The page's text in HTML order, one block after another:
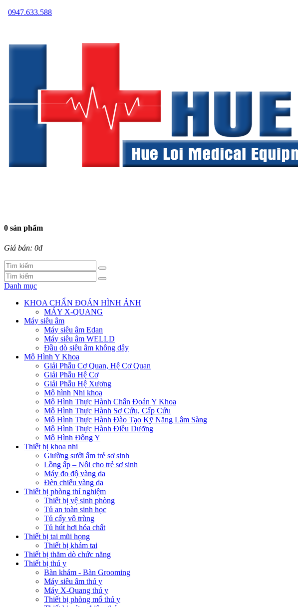
0947.633.588
0 sản phẩm
Giá bán: 0đ
Danh mục
KHOA CHẨN ĐOÁN HÌNH ẢNH
MÁY X-QUANG
Máy siêu âm
Máy siêu âm Edan
Máy siêu âm WELLD
Đầu dò siêu âm không dây
Mô Hình Y Khoa
Giải Phẫu Cơ Quan, Hệ Cơ Quan
Giải Phẫu Hệ Cơ
Giải Phẫu Hệ Xương
Mô hình Nhi khoa
Mô Hình Thực Hành Chẩn Đoán Y Khoa
Mô Hình Thực Hành Sơ Cứu, Cấp Cứu
Mô Hình Thực Hành Đào Tạo Kỹ Năng Lâm Sàng
Mô Hình Thực Hành Điều Dưỡng
Mô Hình Đông Y
Thiết bị khoa nhi
Giường sưởi ấm trẻ sơ sinh
Lồng ấp – Nôi cho trẻ sơ sinh
Máy đo độ vàng da
Đèn chiếu vàng da
Thiết bị phòng thí nghiệm
Thiết bị vệ sinh phòng
Tủ an toàn sinh học
Tủ cấy vô trùng
Tủ hút hơi hóa chất
Thiết bị tai mũi họng
Thiết bị khám tai
Thiết bị thăm dò chức năng
Thiết bị thú y
Bàn khám - Bàn Grooming
Máy siêu âm thú y
Máy X-Quang thú y
Thiết bị phòng mổ thú y